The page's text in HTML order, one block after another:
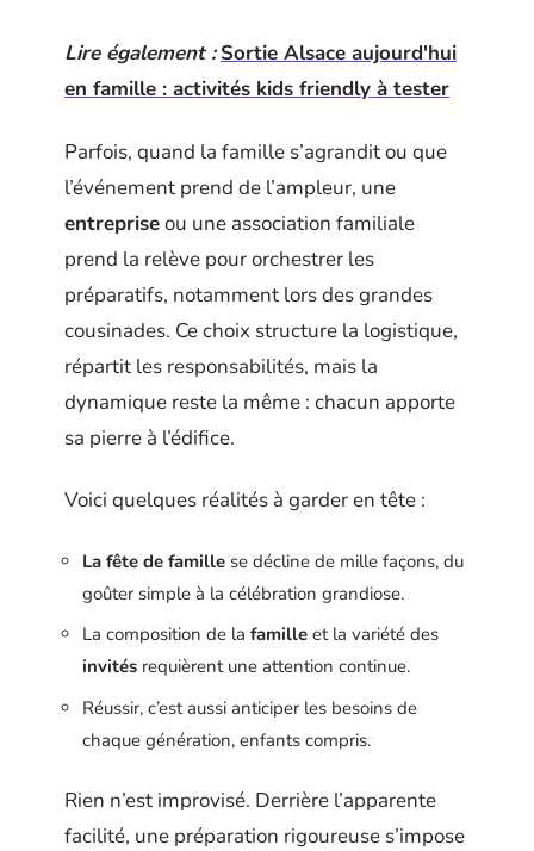
Lire également : Sortie Alsace aujourd'hui
en famille : activités kids friendly à tester
Parfois, quand la famille s’agrandit ou que
l’événement prend de l’ampleur, une
entrepriseou une association familiale
prend la relève pour orchestrer les
préparatifs, notamment lors des grandes
cousinades. Ce choix structure la logistique,
répartit les responsabilités, mais la
dynamique reste la même : chacun apporte
sa pierre à l’édifice.
Voici quelques réalités à garder en tête :
La fête de famille se décline de mille façons, du
goûter simple à la célébration grandiose.
La composition de la famille et la variété des
invités requièrent une attention continue.
Réussir, c’est aussi anticiper les besoins de
chaque génération, enfants compris.
Rien n’est improvisé. Derrière l’apparente
facilité, une préparation rigoureuse s’impose